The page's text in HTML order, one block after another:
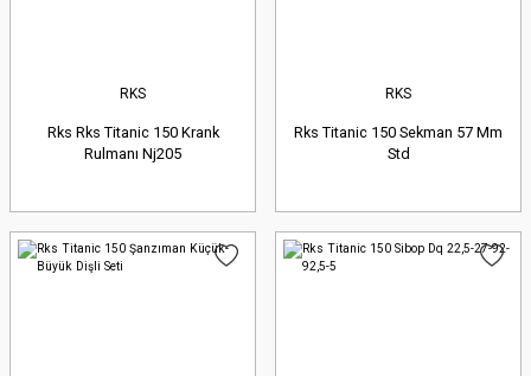
RKS
Rks Rks Titanic 150 Krank
Rulmanı Nj205
RKS
Rks Titanic 150 Sekman 57 Mm
Std